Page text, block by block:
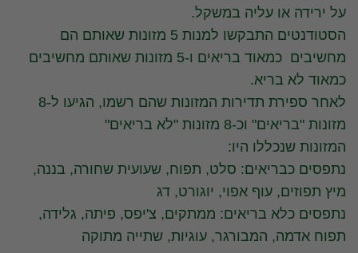
על ירידה או עליה במשקל.
הסטודנטים התבקשו למנות 5 מזונות שאותם הם
מחשיבים כמאוד בריאים ו-5 מזונות שאותם מחשיבים
כמאוד לא בריא.
לאחר ספירת תדירות המזונות שהם רשמו, הגיעו ל-8
מזונות "בריאים" וכ-8 מזונות "לא בריאים"
המזונות שנכללו היו:
נתפסים כבריאים: סלט, תפוח, שעועית שחורה, בננה,
מיץ תפוזים, עוף אפוי, יוגורט, דג
נתפסים כלא בריאים: ממתקים, צ'יפס, פיתה, גלידה,
תפוח אדמה, המבורגר, עוגיות, שתייה מתוקה